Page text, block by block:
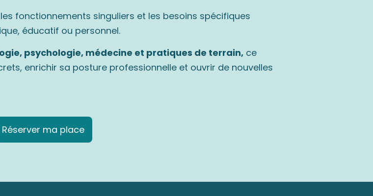
fonctionnements singuliers et les besoins spécifiques
éducatif ou personnel.
psychologie, médecine et pratiques de terrain,ce
enrichir sa posture professionnelle et ouvrir de nouvelles
Réserver ma place